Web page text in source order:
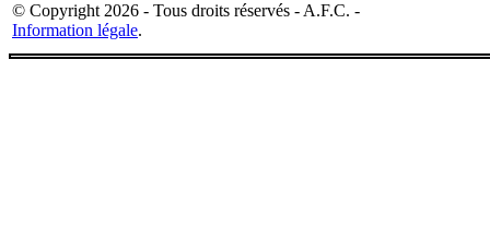
© Copyright 2026 - Tous droits réservés - A.F.C. -
Information légale.